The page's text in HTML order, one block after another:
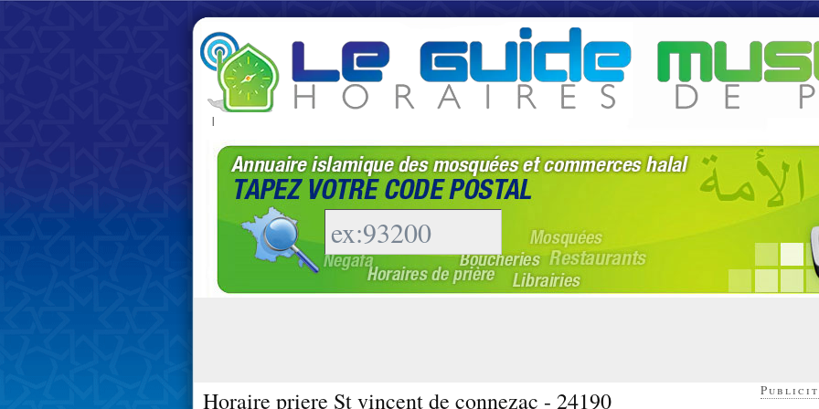
|
Horaire priere St vincent de connezac - 24190